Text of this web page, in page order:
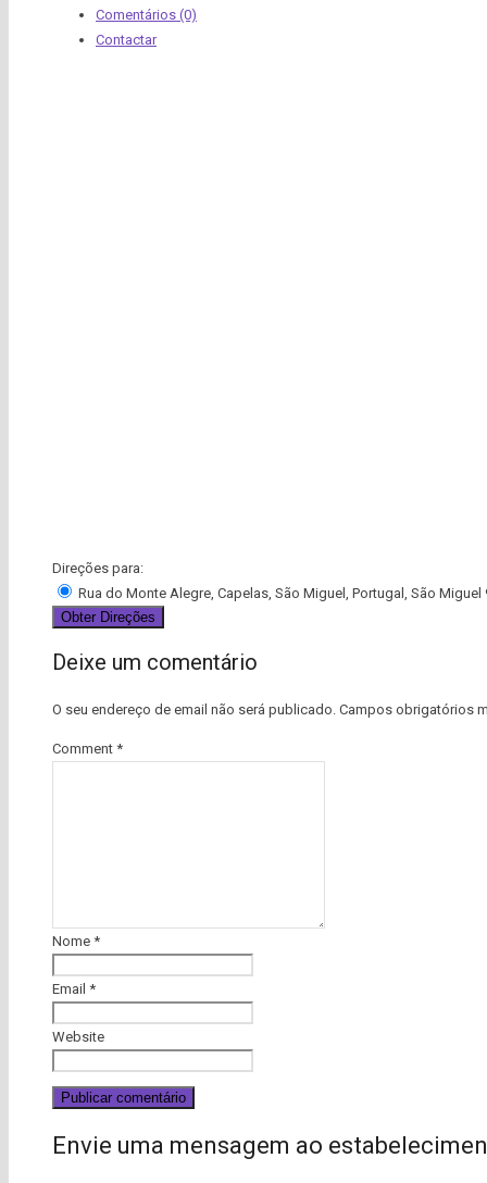
Comentários (0)
Contactar
Direções para:
Rua do Monte Alegre, Capelas, São Miguel, Portugal, São Miguel
Deixe um comentário
O seu endereço de email não será publicado. Campos obrigatórios
Comment *
Nome *
Email *
Website
Envie uma mensagem ao